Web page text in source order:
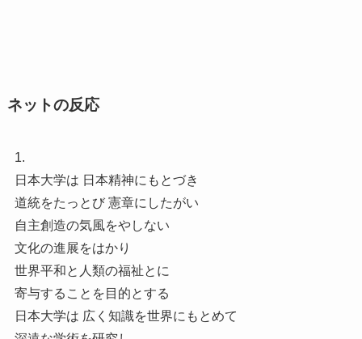
ネットの反応
1.
日本大学は 日本精神にもとづき
道統をたっとび 憲章にしたがい
自主創造の気風をやしない
文化の進展をはかり
世界平和と人類の福祉とに
寄与することを目的とする
日本大学は 広く知識を世界にもとめて